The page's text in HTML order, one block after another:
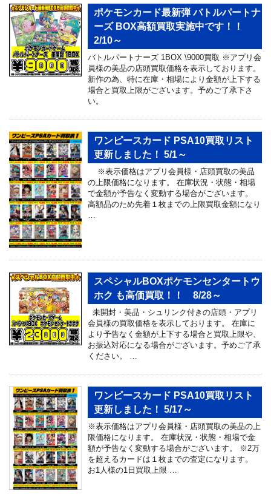
ポケモンカード最新弾 バトルパートナ
ーズ BOX高額買取実施中です！！
2/10～
バトルパートナーズ 1BOX \9000買取 ※アプリ会
員様の美品の店頭買取価格を表示しております。
新作の為、特に在庫・相場により金額が上下する
場合と買取上限がございます。予めご了承下さ
い。
ワンピースカード PSA10買取リスト
更新しました！ 5/1～
※表示価格はアプリ会員様・店頭買取の美品
の上限価格になります。 在庫状況・状態・相場
で金額が予告なく変動する場合がございます。
高額品のため先着１枚までの上限買取金額になり
スペシャルBOXポケモンセンタートウ
ホク も高価買取！！ 8/28～
未開封・美品・シュリンク付きの店頭・アプリ
会員様の買取価格を表示しております。 在庫に
より予告なく金額が上下する場合と買取上限や、
お振込対応になる場合がございます。予めご了承
ください。 …
ワンピースカード PSA10買取リスト
更新しました！ 5/17～
※表示価格はアプリ会員様・店頭買取の美品の上
限価格になります。 在庫状況・状態・相場で金
額が予告なく変動する場合がございます。 ※2万
を超えるカードは１枚までの査定になります。
お1人様の1日買取上限 …